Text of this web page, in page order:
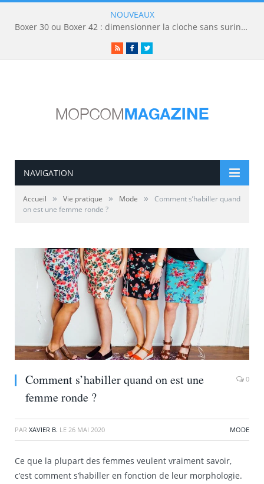
NOUVEAUX
Boxer 30 ou Boxer 42 : dimensionner la cloche sans surinvestir
RSSFacebookTwitter
NAVIGATION
Accueil » Vie pratique » Mode »
Comment s’habiller quand
on est une femme ronde ?
Comment s’habiller quand on est une
femme ronde ?
0
PAR XAVIER B. LE 26 MAI 2020 MODE
Ce que la plupart des femmes veulent vraiment savoir,
c’est comment s’habiller en fonction de leur morphologie.